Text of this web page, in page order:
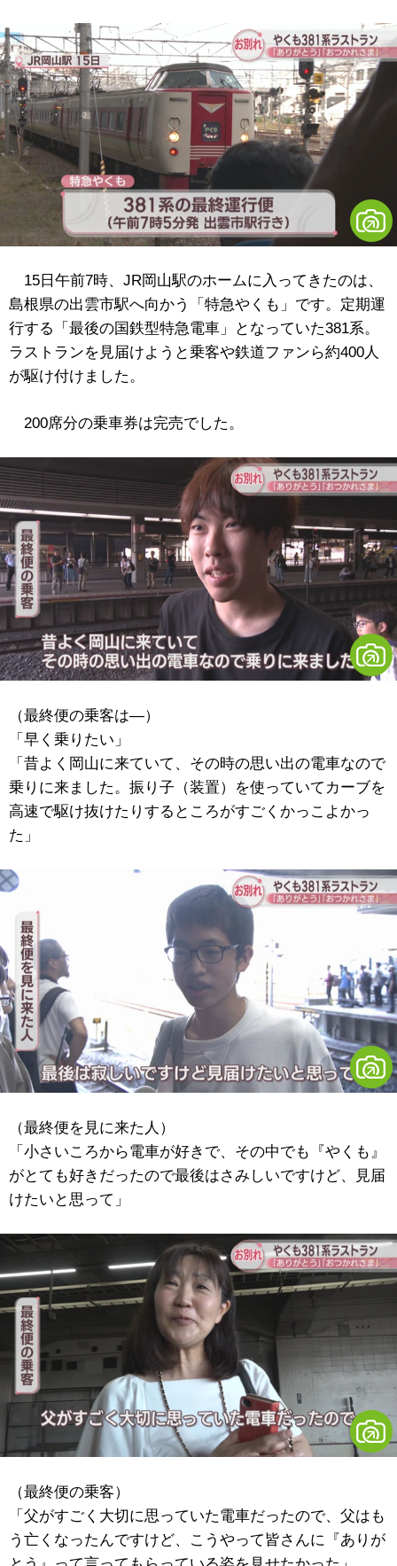
15日午前7時、JR岡山駅のホームに入ってきたのは、
島根県の出雲市駅へ向かう「特急やくも」です。定期運
行する「最後の国鉄型特急電車」となっていた381系。
ラストランを見届けようと乗客や鉄道ファンら約400人
が駆け付けました。
200席分の乗車券は完売でした。
（最終便の乗客は―）
「早く乗りたい」
「昔よく岡山に来ていて、その時の思い出の電車なので
乗りに来ました。振り子（装置）を使っていてカーブを
高速で駆け抜けたりするところがすごくかっこよかっ
た」
（最終便を見に来た人）
「小さいころから電車が好きで、その中でも『やくも』
がとても好きだったので最後はさみしいですけど、見届
けたいと思って」
（最終便の乗客）
「父がすごく大切に思っていた電車だったので、父はも
う亡くなったんですけど、こうやって皆さんに『ありが